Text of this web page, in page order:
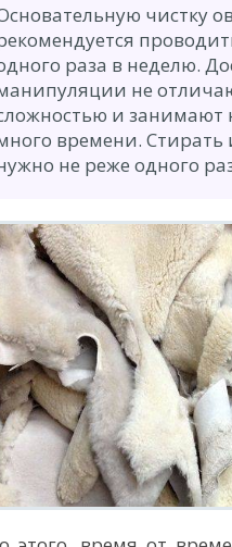
чистку
раза в неделю.
не
и занимают
времени. Стирать
не реже одного